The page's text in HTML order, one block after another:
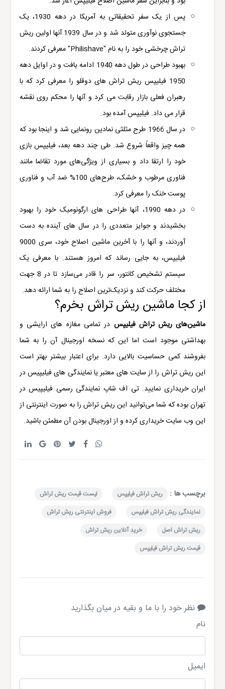
پس از یک سفر تحقیقاتی به آمریکا در دهه 1930، یک
جستجوی نوآوری متولد شد و در سال 1939 آنها اولین ریش
تراش چرخشی خود را به نام "Philishave" معرفی کردند.
بهبود طراحی در طول دهه 1940 ادامه یافت و در اوایل دهه
1950 فیلیپس ریش تراش های دوقلو را معرفی کرد که با
رهبران فعلی بازار رقابت می کرد و آنها را محکم روی نقشه
قرار می داد. فیلیپس آمده بود.
در سال 1966 طرح مثلثی نمادین رونمایی شد و اینجا بود که
همه چیز واقعاً شروع شد. طی چند دهه بعد، فیلیپس بازی
خود را ارتقا داد و بسیاری از ویژگی‌های مورد تقاضا مانند
فناوری مرطوب و خشک، طرح‌های 100% ضد آب و فناوری
پوست خنک را معرفی کرد.
در دهه 1990، آنها طراحی های ارگونومیک خود را بهبود
بخشیدند و جوایز متعددی را در سال های آینده به دست
آوردند، و آنها را با آخرین ماشین اصلاح خود، سری 9000
فیلیپس، به جایی رساند که امروز هستند. با معرفی یک
سیستم تشخیص کانتور، سر را قادر می‌سازد تا در 8 جهت
مختلف حرکت کند و نزدیک‌ترین اصلاح را به شما ارائه دهد.
از کجا ماشین ریش تراش بخرم؟
ماشین‌های ریش تراش فیلیپس در تمامی مغازه های ارایشی و
بهداشتی موجود است اما این که نسخه اورجینال آن را به شما
بفروشند کمی حساسیت بالایی دارد. برای اعتبار بیشتر بهتر است
این ریش تراش را از سایت های معتبر یا نمایندگی های فیلیپیس در
ایران خریداری نمایید. تی اف شاپ نمایندگی رسمی فیلیپیس در
تهران بوده که شما می‌توانید این ریش تراش را به صورت اینترنتی از
این وب سایت خریداری کرده و از اورجینال بودن آن مطمئن باشید.
برچسب ها : ریش تراش فیلیپس
لیست قیمت ریش تراش
نمایندگی ریش تراش فیلیپس
فروش اینترنتی ریش تراش
ریش تراش اصل
خرید آنلاین ریش تراش
قیمت ریش تراش فیلیپس
نظر خود را با ما و بقیه در میان بگذارید
نام
ایمیل